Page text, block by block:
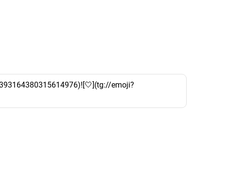
emoji?